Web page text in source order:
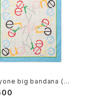
big bandana (M